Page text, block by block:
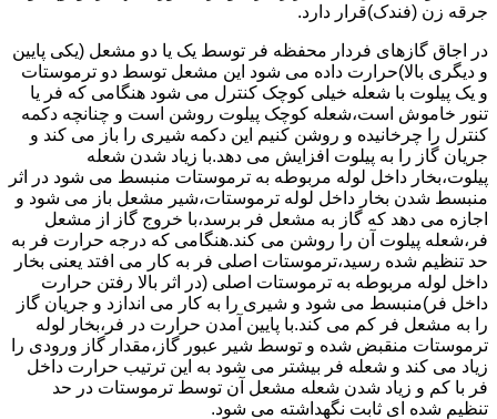
جرقه زن (فندک)قرار دارد.
در اجاق گازهای فردار محفظه فر توسط یک یا دو مشعل (یکی پایین
و دیگری بالا)حرارت داده می شود این مشعل توسط دو ترموستات
و یک پیلوت با شعله خیلی کوچک کنترل می شود هنگامی که فر یا
تنور خاموش است،شعله کوچک پیلوت روشن است و چنانچه دکمه
کنترل را چرخانیده و روشن کنیم این دکمه شیری را باز می کند و
جریان گاز را به پیلوت افزایش می دهد.با زیاد شدن شعله
پیلوت،بخار داخل لوله مربوطه به ترموستات منبسط می شود در اثر
منبسط شدن بخار داخل لوله ترموستات،شیر مشعل باز می شود و
اجازه می دهد که گاز به مشعل فر برسد،با خروج گاز از مشعل
فر،شعله پیلوت آن را روشن می کند.هنگامی که درجه حرارت فر به
حد تنظیم شده رسید،ترموستات اصلی فر به کار می افتد یعنی بخار
داخل لوله مربوطه به ترموستات اصلی (در اثر بالا رفتن حرارت
داخل فر)منبسط می شود و شیری را به کار می اندازد و جریان گاز
را به مشعل فر کم می کند.با پایین آمدن حرارت در فر،بخار لوله
ترموستات منقبض شده و توسط شیر عبور گاز،مقدار گاز ورودی را
زیاد می کند و شعله فر بیشتر می شود به این ترتیب حرارت داخل
فر با کم و زیاد شدن شعله مشعل آن توسط ترموستات در حد
تنظیم شده ای ثابت نگهداشته می شود.